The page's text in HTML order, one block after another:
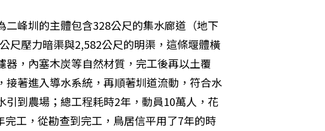
峰圳的主體包含328公尺的集水廊道（地下
尺壓力暗渠與2,582公尺的明渠，這條堰體橫
，內塞木炭等自然材質，完工後再以土覆
著進入導水系統，再順著圳道流動，符合水
到農場；總工程耗時2年，動員10萬人，花
工，從勘查到完工，鳥居信平用了7年的時